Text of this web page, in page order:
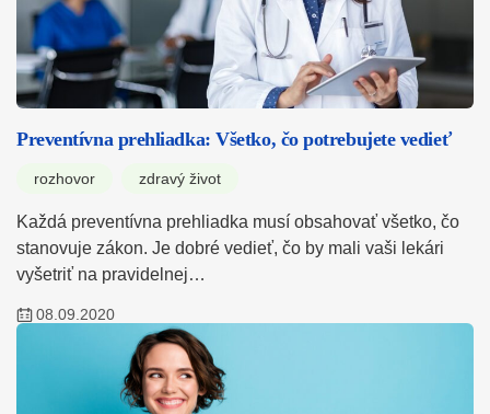
Preventívna prehliadka: Všetko, čo potrebujete vedieť
rozhovor zdravý život
Každá preventívna prehliadka musí obsahovať všetko, čo
stanovuje zákon. Je dobré vedieť, čo by mali vaši lekári
vyšetriť na pravidelnej…
08.09.2020